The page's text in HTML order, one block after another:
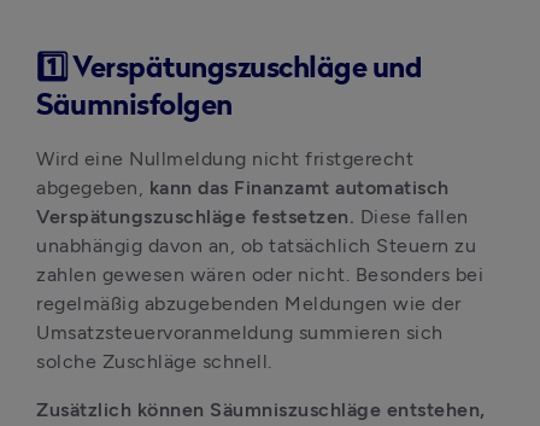
1️⃣ Verspätungszuschläge und
Säumnisfolgen
Wird eine Nullmeldung nicht fristgerecht
abgegeben, kann das Finanzamt automatisch
Verspätungszuschläge festsetzen. Diese fallen
unabhängig davon an, ob tatsächlich Steuern zu
zahlen gewesen wären oder nicht. Besonders bei
regelmäßig abzugebenden Meldungen wie der
Umsatzsteuervoranmeldung summieren sich
solche Zuschläge schnell.
Zusätzlich können Säumniszuschläge entstehen,